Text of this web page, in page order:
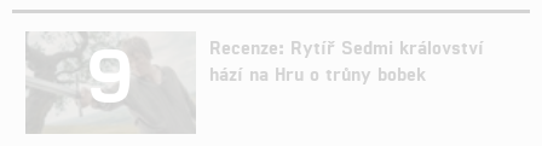
9
Recenze: Rytíř Sedmi království
hází na Hru o trůny bobek